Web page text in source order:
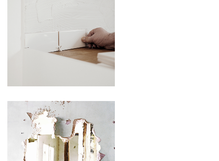
BADEVÆRELSER
ISOLERING